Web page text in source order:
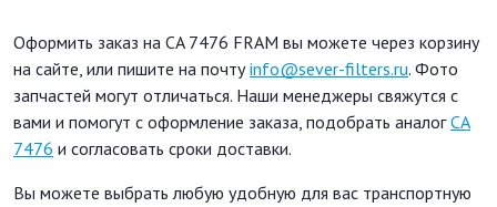
Оформить заказ на CA 7476 FRAM вы можете через корзину
на сайте, или пишите на почтуinfo@sever-filters.ru. Фото
запчастей могут отличаться. Наши менеджеры свяжутся с
вами и помогут с оформление заказа, подобрать аналогCA
7476 и согласовать сроки доставки.
Вы можете выбрать любую удобную для вас транспортную